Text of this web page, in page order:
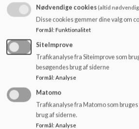
En formiddag med fokus på positive
fællesskaber på årgangene, og på tværs
hyggelig dag som afsluttes med et
samarbejde med Musikskolen.
Sidste skoledag for 9. og 10.
Dagen fejres på skolen. Karamelkast i
afgangselever elever og et festligt
arrangeret af afgangseleverne for 7. til
personale i udskolingen.
Nødvendige cookies(altid
Disse cookies gemmer dine valg om
Formål: Funktionalitet
SiteImprove
Trafikanalyse fra Siteimprove som
besøgendes brug af siderne
Formål: Analyse
Matomo
Trafikanalyse fra Matomo som
brug af siderne.
Formål: Analyse